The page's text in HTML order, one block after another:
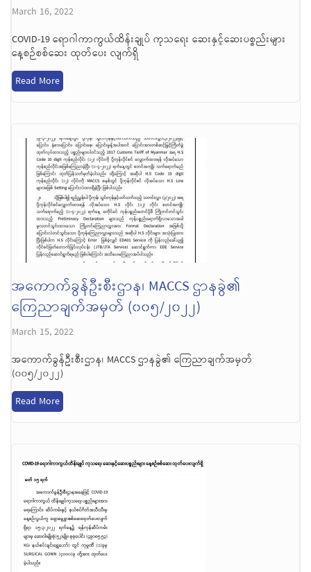
March 16, 2022
COVID-19 ရောဂါကာကွယ်ထိန်းချုပ် ကုသရေး ဆေးနှင့်ဆေးပစ္စည်းများ
နေ့စဉ်စစ်ဆေး ထုတ်ပေး လျက်ရှိ
Read More
အကောက်ခွန်ဦးစီးဌာန၊ MACCS ဌာနခွဲ၏
ကြေညာချက်အမှတ် (၀၀၅/၂၀၂၂)
March 15, 2022
အကောက်ခွန်ဦးစီးဌာန၊ MACCS ဌာနခွဲ၏ ကြေညာချက်အမှတ်
(၀၀၅/၂၀၂၂)
Read More